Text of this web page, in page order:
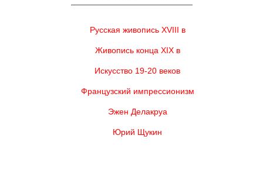
Русская живопись XVIII в
Живопись конца XIX в
Искусство 19-20 веков
Французский импрессионизм
Эжен Делакруа
Юрий Щукин